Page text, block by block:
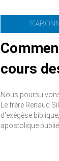
cours
Nous
Le frère Renaud
d’exégèse
apostolique